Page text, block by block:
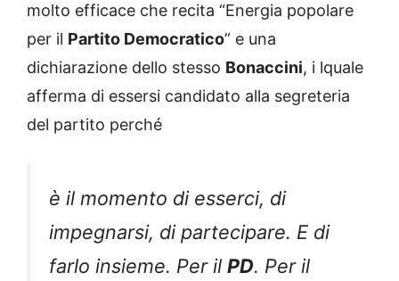
molto efficace che recita “Energia popolare
per il Partito Democratico” e una
dichiarazione dello stesso Bonaccini, i lquale
afferma di essersi candidato alla segreteria
del partito perché
è il momento di esserci, di
impegnarsi, di partecipare. E di
farlo insieme. Per il PD. Per il